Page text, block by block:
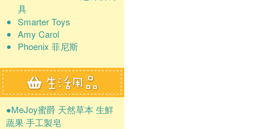
具
Smarter Toys
Amy Carol
Phoenix 菲尼斯
●MeJoy蜜爵 天然草本 生鮮
蔬果 手工製皂